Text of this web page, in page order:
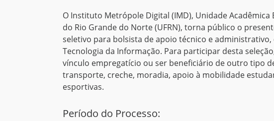
O Instituto Metrópole Digital (IMD), Unidade Acadêmica
do Rio Grande do Norte (UFRN), torna público o
seletivo para bolsista de apoio técnico e
Tecnologia da Informação. Para participar desta
vínculo empregatício ou ser beneficiário de outro tipo
transporte, creche, moradia, apoio à mobilidade
esportivas.
Período do Processo: